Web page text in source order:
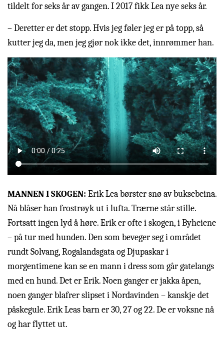
tildelt for seks år av gangen. I 2017 fikk Lea nye seks år.
– Deretter er det stopp. Hvis jeg føler jeg er på topp, så
kutter jeg da, men jeg gjør nok ikke det, innrømmer han.
MANNEN I SKOGEN: Erik Lea børster snø av buksebeina.
Nå blåser han frostrøyk ut i lufta. Trærne står stille.
Fortsatt ingen lyd å høre. Erik er ofte i skogen, i Byheiene
– på tur med hunden. Den som beveger seg i området
rundt Solvang, Rogalandsgata og Djupaskar i
morgentimene kan se en mann i dress som går gatelangs
med en hund. Det er Erik. Noen ganger er jakka åpen,
noen ganger blafrer slipset i Nordavinden – kanskje det
påskegule. Erik Leas barn er 30, 27 og 22. De er voksne nå
og har flyttet ut.